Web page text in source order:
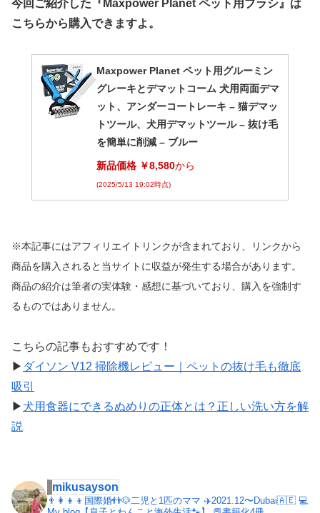
今回ご紹介した『Maxpower Planet ペット用ブラシ』は
こちらから購入できますよ。
Maxpower Planet ペット用グルーミン
グレーキとデマットコーム 犬用両面デマ
ット、アンダーコートレーキ – 猫デマッ
トツール、犬用デマットツール – 抜け毛
を簡単に削減 – ブルー
新品価格 ￥8,580から
(2025/5/13 19:02時点)
※本記事にはアフィリエイトリンクが含まれており、リンクから
商品を購入されると当サイトに収益が発生する場合があります。
商品の紹介は筆者の実体験・感想に基づいており、購入を強制す
るものではありません。
こちらの記事もおすすめです！
▶︎ ダイソン V12 掃除機レビュー｜ペットの抜け毛も徹底
吸引
▶︎ 犬用食器にできるぬめりの正体とは？正しい洗い方を解
説
mikusayson
👨‍👩‍👦‍👦国際婚👬🐶二児と1匹のママ ✈️2021.12〜Dubai🇦🇪 💻